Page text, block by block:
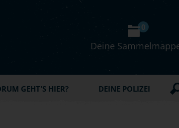
Deine
0
GEHT'S HIER? DEINE POLIZEI